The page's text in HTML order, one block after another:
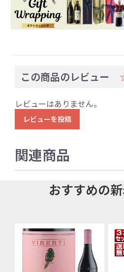
この商品のレビュー
レビューはありません。
レビューを投稿
関連商品
おすすめの